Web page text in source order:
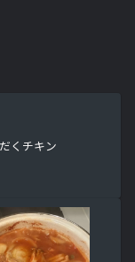
くチキン